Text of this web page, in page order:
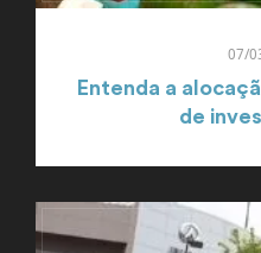
07/
Entenda a
de